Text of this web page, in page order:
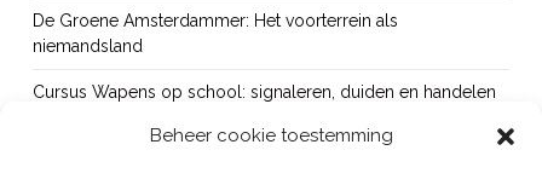
Beheer cookie toestemming
De Groene Amsterdammer: Het voorterrein als
niemandsland
Cursus Wapens op school: signaleren, duiden en handelen